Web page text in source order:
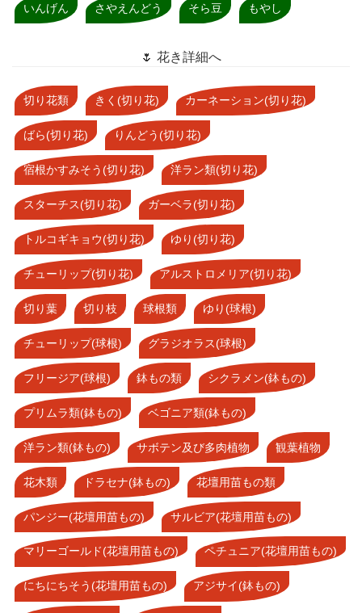
いんげん さやえんどう そら豆 もやし
🌷 花き詳細へ
切り花類 きく(切り花) カーネーション(切り花)
ばら(切り花) りんどう(切り花)
宿根かすみそう(切り花) 洋ラン類(切り花)
スターチス(切り花) ガーベラ(切り花)
トルコギキョウ(切り花) ゆり(切り花)
チューリップ(切り花) アルストロメリア(切り花)
切り葉 切り枝 球根類 ゆり(球根)
チューリップ(球根) グラジオラス(球根)
フリージア(球根) 鉢もの類 シクラメン(鉢もの)
プリムラ類(鉢もの) ベゴニア類(鉢もの)
洋ラン類(鉢もの) サボテン及び多肉植物 観葉植物
花木類 ドラセナ(鉢もの) 花壇用苗もの類
パンジー(花壇用苗もの) サルビア(花壇用苗もの)
マリーゴールド(花壇用苗もの) ペチュニア(花壇用苗もの)
にちにちそう(花壇用苗もの) アジサイ(鉢もの)